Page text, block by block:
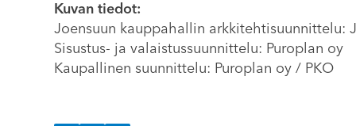
Kuvan tiedot:
Joensuun kauppahallin arkkitehtisuunnittelu:
Sisustus- ja valaistussuunnittelu: Puroplan oy
Kaupallinen suunnittelu: Puroplan oy / PKO